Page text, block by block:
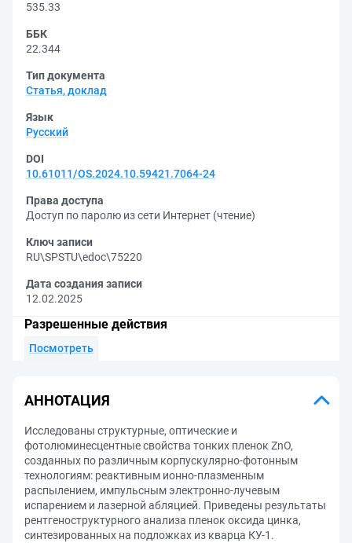
535.33
ББК
22.344
Тип документа
Статья, доклад
Язык
Русский
DOI
10.61011/OS.2024.10.59421.7064-24
Права доступа
Доступ по паролю из сети Интернет (чтение)
Ключ записи
RU\SPSTU\edoc\75220
Дата создания записи
12.02.2025
Разрешенные действия
Посмотреть
АННОТАЦИЯ
Исследованы структурные, оптические и
фотолюминесцентные свойства тонких пленок ZnО,
созданных по различным корпускулярно-фотонным
технологиям: реактивным ионно-плазменным
распылением, импульсным электронно-лучевым
испарением и лазерной абляцией. Приведены результаты
рентгеноструктурного анализа пленок оксида цинка,
синтезированных на подложках из кварца КУ-1.